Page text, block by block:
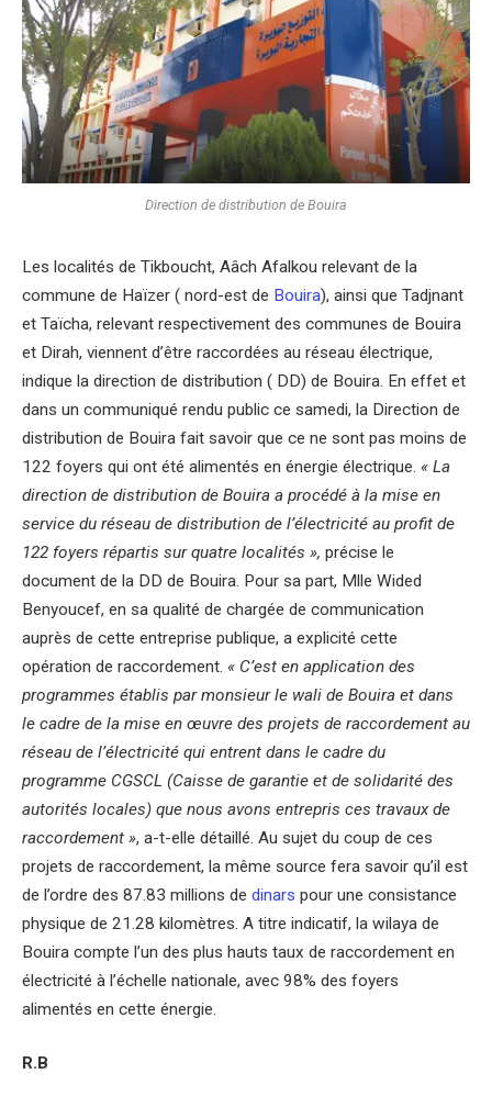
Direction de distribution de Bouira
Les localités de Tikboucht, Aâch Afalkou relevant de la
commune de Haïzer ( nord-est de Bouira), ainsi que Tadjnant
et Taïcha, relevant respectivement des communes de Bouira
et Dirah, viennent d’être raccordées au réseau électrique,
indique la direction de distribution ( DD) de Bouira. En effet et
dans un communiqué rendu public ce samedi, la Direction de
distribution de Bouira fait savoir que ce ne sont pas moins de
122 foyers qui ont été alimentés en énergie électrique. « La
direction de distribution de Bouira a procédé à la mise en
service du réseau de distribution de l’électricité au profit de
122 foyers répartis sur quatre localités », précise le
document de la DD de Bouira. Pour sa part, Mlle Wided
Benyoucef, en sa qualité de chargée de communication
auprès de cette entreprise publique, a explicité cette
opération de raccordement. « C’est en application des
programmes établis par monsieur le wali de Bouira et dans
le cadre de la mise en œuvre des projets de raccordement au
réseau de l’électricité qui entrent dans le cadre du
programme CGSCL (Caisse de garantie et de solidarité des
autorités locales) que nous avons entrepris ces travaux de
raccordement », a-t-elle détaillé. Au sujet du coup de ces
projets de raccordement, la même source fera savoir qu’il est
de l’ordre des 87.83 millions de dinars pour une consistance
physique de 21.28 kilomètres. A titre indicatif, la wilaya de
Bouira compte l’un des plus hauts taux de raccordement en
électricité à l’échelle nationale, avec 98% des foyers
alimentés en cette énergie.
R.B